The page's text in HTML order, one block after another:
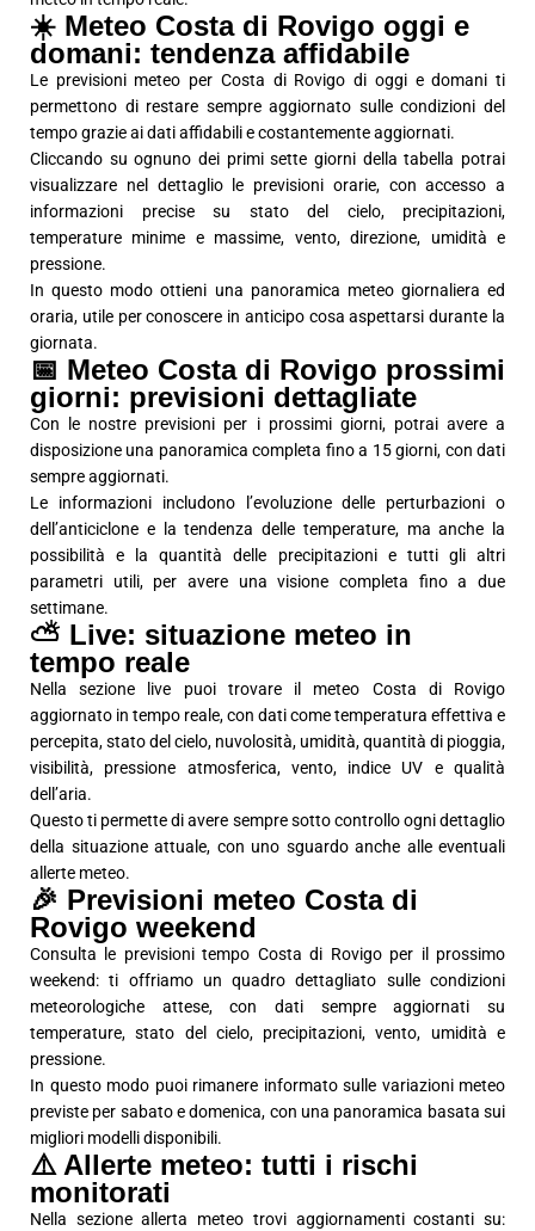
☀️ Meteo Costa di Rovigo oggi e
domani: tendenza affidabile
Le previsioni meteo per Costa di Rovigo di oggi e domani ti
permettono di restare sempre aggiornato sulle condizioni del
tempo grazie ai dati affidabili e costantemente aggiornati.
Cliccando su ognuno dei primi sette giorni della tabella potrai
visualizzare nel dettaglio le previsioni orarie, con accesso a
informazioni precise su stato del cielo, precipitazioni,
temperature minime e massime, vento, direzione, umidità e
pressione.
In questo modo ottieni una panoramica meteo giornaliera ed
oraria, utile per conoscere in anticipo cosa aspettarsi durante la
giornata.
📅 Meteo Costa di Rovigo prossimi
giorni: previsioni dettagliate
Con le nostre previsioni per i prossimi giorni, potrai avere a
disposizione una panoramica completa fino a 15 giorni, con dati
sempre aggiornati.
Le informazioni includono l’evoluzione delle perturbazioni o
dell’anticiclone e la tendenza delle temperature, ma anche la
possibilità e la quantità delle precipitazioni e tutti gli altri
parametri utili, per avere una visione completa fino a due
settimane.
⛅ Live: situazione meteo in
tempo reale
Nella sezione live puoi trovare il meteo Costa di Rovigo
aggiornato in tempo reale, con dati come temperatura effettiva e
percepita, stato del cielo, nuvolosità, umidità, quantità di pioggia,
visibilità, pressione atmosferica, vento, indice UV e qualità
dell’aria.
Questo ti permette di avere sempre sotto controllo ogni dettaglio
della situazione attuale, con uno sguardo anche alle eventuali
allerte meteo.
🎉 Previsioni meteo Costa di
Rovigo weekend
Consulta le previsioni tempo Costa di Rovigo per il prossimo
weekend: ti offriamo un quadro dettagliato sulle condizioni
meteorologiche attese, con dati sempre aggiornati su
temperature, stato del cielo, precipitazioni, vento, umidità e
pressione.
In questo modo puoi rimanere informato sulle variazioni meteo
previste per sabato e domenica, con una panoramica basata sui
migliori modelli disponibili.
⚠️ Allerte meteo: tutti i rischi
monitorati
Nella sezione allerta meteo trovi aggiornamenti costanti su: